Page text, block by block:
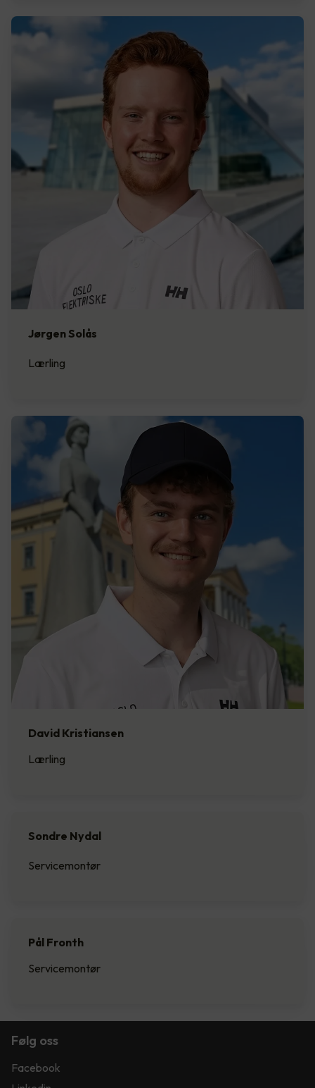
Jørgen Solås
Lærling
David Kristiansen
Lærling
Sondre Nydal
Servicemontør
Pål Fronth
Servicemontør
Følg oss
Facebook